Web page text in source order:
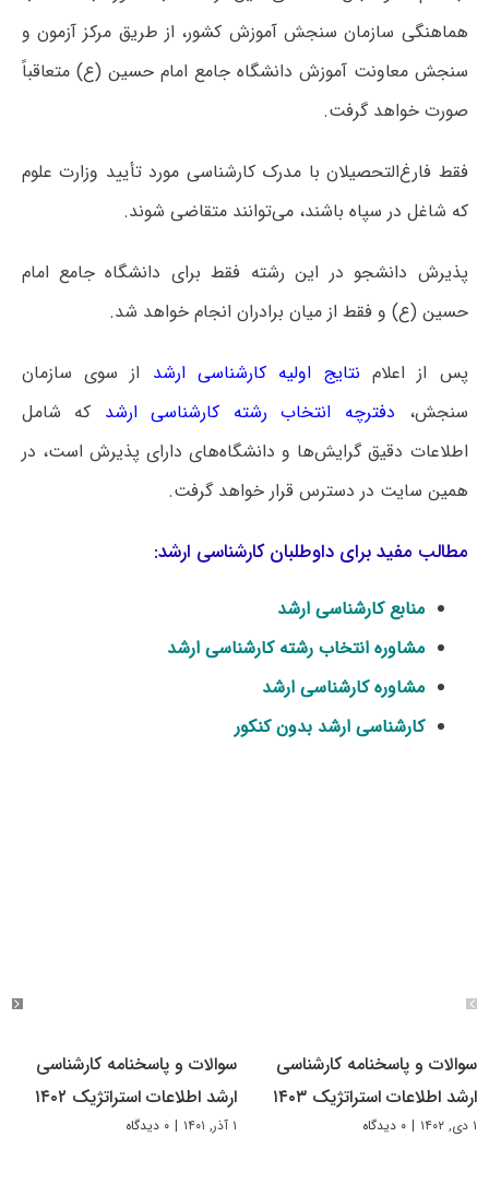
هماهنگی سازمان سنجش آموزش کشور، از طریق مرکز آزمون و
سنجش معاونت آموزش دانشگاه جامع امام حسین (ع) متعاقباً
صورت خواهد گرفت.
فقط فارغ‌التحصیلان با مدرک کارشناسی مورد تأیید وزارت علوم
که شاغل در سپاه باشند، می‌توانند متقاضی شوند.
پذیرش دانشجو در این رشته فقط برای دانشگاه جامع امام
حسین (ع) و فقط از میان برادران انجام خواهد شد.
پس از اعلام نتایج اولیه کارشناسی ارشد از سوی سازمان
سنجش، دفترچه انتخاب رشته کارشناسی ارشد که شامل
اطلاعات دقیق گرایش‌ها و دانشگاه‌های دارای پذیرش است، در
همین سایت در دسترس قرار خواهد گرفت.
مطالب مفید برای داوطلبان کارشناسی ارشد:
منابع کارشناسی ارشد
مشاوره انتخاب رشته کارشناسی ارشد
مشاوره کارشناسی ارشد
کارشناسی ارشد بدون کنکور
سوالات و پاسخنامه کارشناسی
ارشد اطلاعات استراتژیک ۱۴۰۳
۱ دی, ۱۴۰۲ | ۰ دیدگاه
سوالات و پاسخنامه کارشناسی
ارشد اطلاعات استراتژیک ۱۴۰۲
۱ آذر, ۱۴۰۱ | ۰ دیدگاه